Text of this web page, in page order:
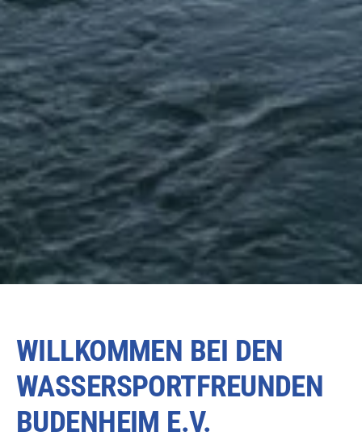
WILLKOMMEN BEI DEN
WASSERSPORTFREUNDEN
BUDENHEIM E.V.